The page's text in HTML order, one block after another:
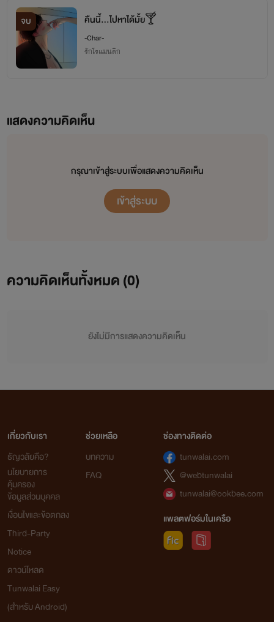
จบ คืนนี้...ไปหาได้มั้ย🍸
-Char-
รักโรแมนติก
แสดงความคิดเห็น
กรุณาเข้าสู่ระบบเพื่อแสดงความคิดเห็น
เข้าสู่ระบบ
ความคิดเห็นทั้งหมด (0)
ยังไม่มีการแสดงความคิดเห็น
เกี่ยวกับเรา
ธัญวลัยคือ?
นโยบายการ
คุ้มครอง
ข้อมูลส่วนบุคคล
เงื่อนไขและข้อตกลง
Third-Party
Notice
ดาวน์โหลด
Tunwalai Easy
(สำหรับ Android)
ช่วยเหลือ
บทความ
FAQ
ช่องทางติดต่อ
tunwalai.com
@webtunwalai
tunwalai@ookbee.com
แพลตฟอร์มในเครือ